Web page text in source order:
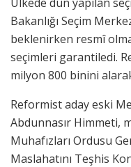
Bakanlığı Seçim
beklenirken resmî
seçimleri garantiledi.
milyon 800 binini
Reformist aday eski
Abdunnasır Himmeti,
Muhafızları Ordusu
Maslahatını Teşhis